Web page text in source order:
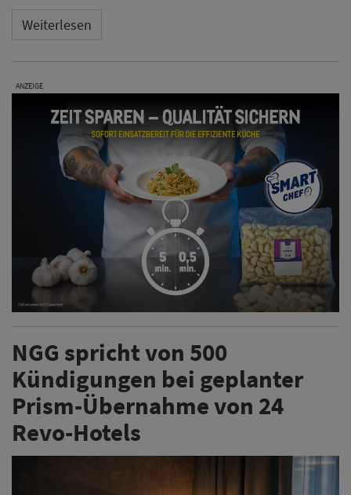
Weiterlesen
ANZEIGE
NGG spricht von 500
Kündigungen bei geplanter
Prism-Übernahme von 24
Revo-Hotels